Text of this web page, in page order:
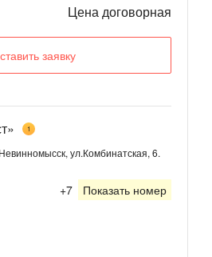
Цена договорная
заявку
1
ул.Комбинатская, 6.
+7 Показать номер